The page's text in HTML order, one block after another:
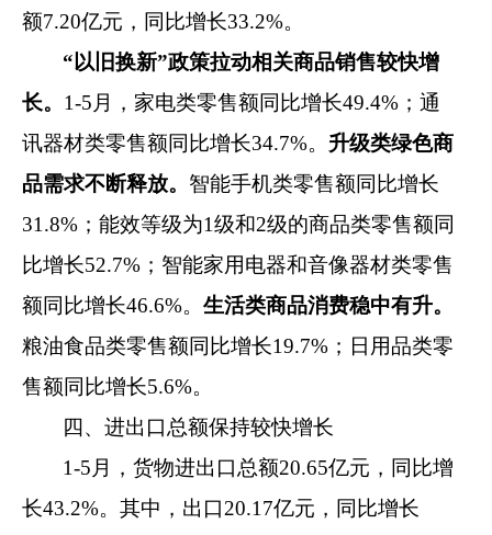
额7.20亿元， 同比增长33.2%。
“以旧换新”政策拉动相关商品销售较快增
长。 1-5 月 ， 家电类零售额同比增长49.4% ；通
讯器材类零售额同比增长34.7%。 升级类绿色商
品需求不断释放。 智能手机类零售额同比增长
31.8% ；能效等级为1级和2级的商品类零售额同
比增长52.7% ；智能家用电器和音像器材类零售
额同比增长46.6%。 生活类商品消费稳中有升。
粮油食品类零售额同比增长19.7% ；日用品类零
售额同比增长5.6%。
四、进出口总额保持较快增长
1-5 月，货物进出口总额20.65亿元，同比增
长43.2%。其中，出口20.17亿元，同比增长